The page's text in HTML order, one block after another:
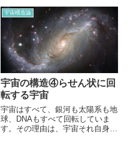
す。それは私たち人間の意識。な
ぜ人間の意識だけミックスツイン
構造になっていないのか、そこで
わかる人類の歴史を、コスモ・ラ
イフォロジーの視点で解説したい
と思います。
宇宙構造論
宇宙の構造④らせん状に回
転する宇宙
宇宙はすべて、銀河も太陽系も地
球、DNAもすべて回転していま
す。その理由は、宇宙それ自身が